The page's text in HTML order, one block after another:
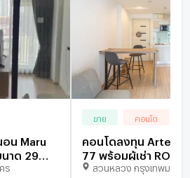
อน Maru
นาด 29
ย (ID
ร
ขาย คอนโด
คอนโดลงทุน
77 พร้อมผู้เช่า ROI
ราคาคุ้ม - U5904657
สวนหลวง กรุงเทพมหาน